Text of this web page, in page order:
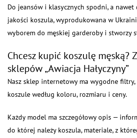
Do jeansów i klasycznych spodni, a
jakości koszula, wyprodukowana w
wyborem do męskiej garderoby i stworzy
Chcesz kupić koszulę męską?
sklepów „Awiacja Hałyczyny”
Nasz sklep internetowy ma wygodne
koszule według koloru, rozmiaru i ceny.
Każdy model ma szczegółowy opis —
do której należy koszula, materiale, z